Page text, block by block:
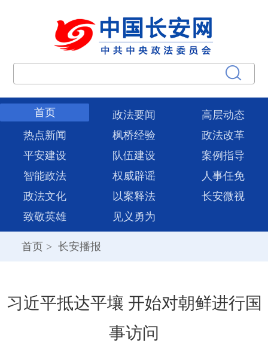
首页 政法要闻
高层动态
热点新闻
枫桥经验
政法改革
平安建设
队伍建设
案例指导
智能政法
权威辟谣
人事任免
政法文化
以案释法
长安微视
致敬英雄
见义勇为
首页 > 长安播报
习近平抵达平壤 开始对朝鲜进行国
事访问